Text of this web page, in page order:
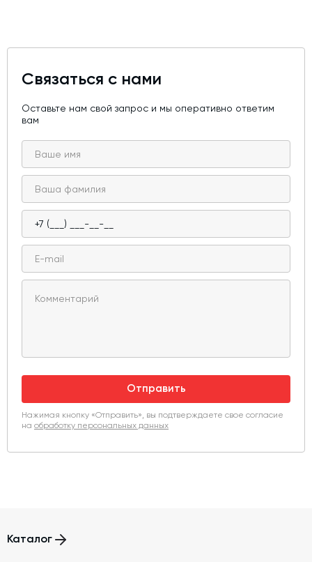
Связаться с нами
Оставьте нам свой запрос и мы оперативно ответим
вам
Отправить
Нажимая кнопку «Отправить», вы подтверждаете свое согласие
на обработку персональных данных
Каталог